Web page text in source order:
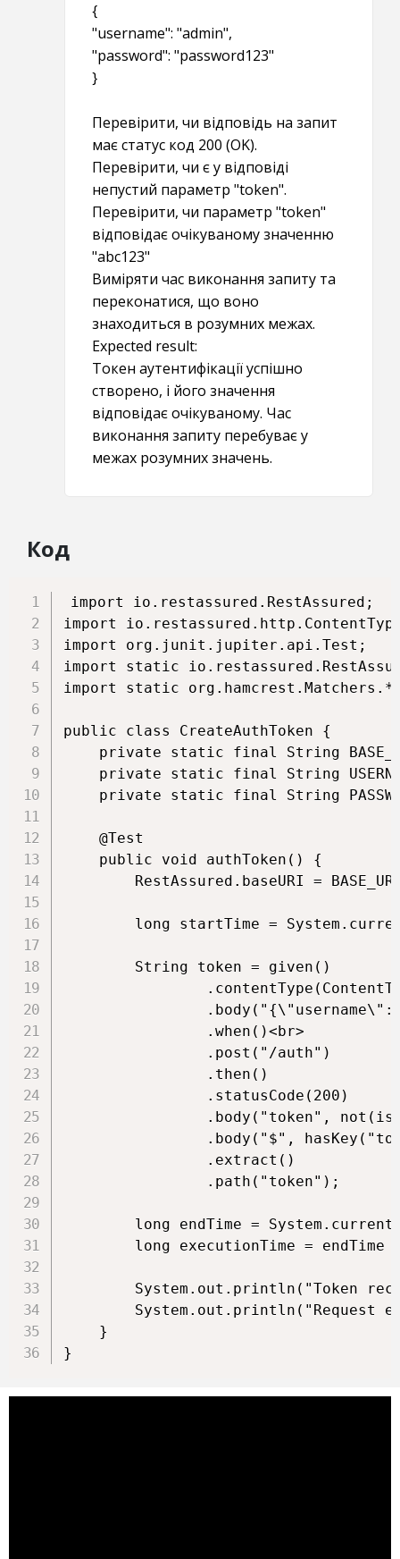
{
"username": "admin",
"password": "password123"
}
Перевірити, чи відповідь на запит
має статус код 200 (OK).
Перевірити, чи є у відповіді
непустий параметр "token".
Перевірити, чи параметр "token"
відповідає очікуваному значенню
"abc123"
Виміряти час виконання запиту та
переконатися, що воно
знаходиться в розумних межах.
Expected result:
Токен аутентифікації успішно
створено, і його значення
відповідає очікуваному. Час
виконання запиту перебуває у
межах розумних значень.
Код
import io.restassured.RestAssured;
import
import org.junit.jupiter.api.Test;
import static
import static
public class CreateAuthToken {
private static final String
private static final String
private static final String
    @Test
    public void authToken() {
RestAssured.baseURI =
long startTime =
        String token = given()
                .when()<br>
                .post("/auth")
                .then()
                .statusCode(200)
.body("token",
.body("$",
                .extract()
                .path("token");
long endTime =
long executionTime = endTime
System.out.println("Token
System.out.println("Request
    }
}